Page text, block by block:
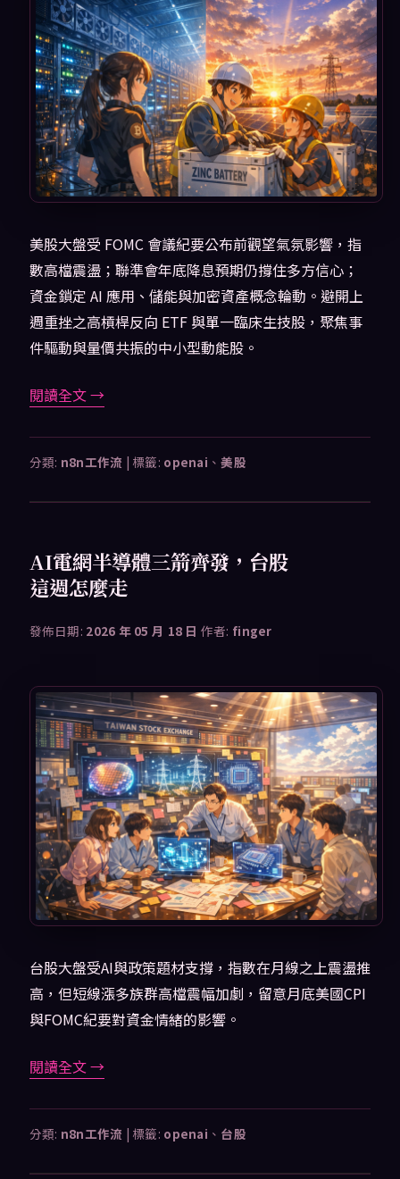
美股大盤受 FOMC 會議紀要公布前觀望氣氛影響，指
數高檔震盪；聯準會年底降息預期仍撐住多方信心；
資金鎖定 AI 應用、儲能與加密資產概念輪動。避開上
週重挫之高槓桿反向 ETF 與單一臨床生技股，聚焦事
件驅動與量價共振的中小型動能股。
閱讀全文→
分類: n8n工作流 | 標籤: openai 、美股
AI電網半導體三箭齊發，台股
這週怎麼走
發佈日期: 2026 年 05 月 18 日 作者: finger
台股大盤受AI與政策題材支撐，指數在月線之上震盪推
高，但短線漲多族群高檔震幅加劇，留意月底美國CPI
與FOMC紀要對資金情緒的影響。
閱讀全文→
分類: n8n工作流 | 標籤: openai 、 台股